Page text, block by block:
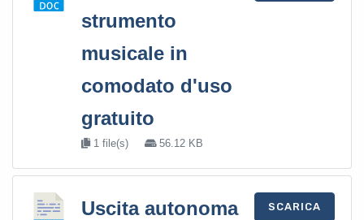
strumento
musicale in
comodato d'uso
gratuito
1 file(s) 56.12 KB
Uscita autonoma SCARICA